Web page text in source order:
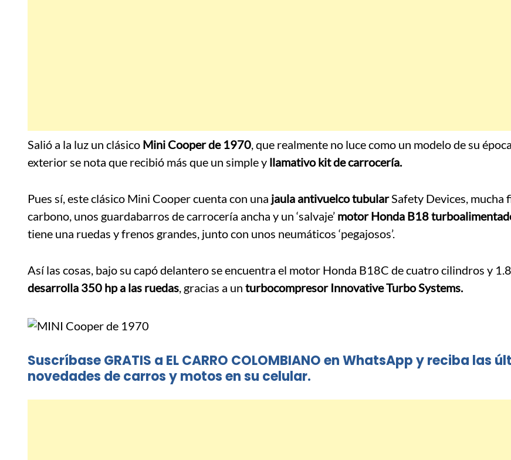
Salió a la luz un clásico Mini Cooper de 1970, que realmente no luce como un modelo de su
exterior se nota que recibió más que un simple y llamativo kit de carrocería.
Pues sí, este clásico Mini Cooper cuenta con una jaula antivuelco tubularSafety Devices, mucha
carbono, unos guardabarros de carrocería ancha y un ‘salvaje’ motor Honda B18
tiene una ruedas y frenos grandes, junto con unos neumáticos ‘pegajosos’.
Así las cosas, bajo su capó delantero se encuentra el motor Honda B18C de cuatro cilindros y
desarrolla 350 hp a las ruedas, gracias a un turbocompresor Innovative Turbo Systems.
Suscríbase GRATIS a EL CARRO COLOMBIANO en WhatsApp y reciba las
novedades de carros y motos en su celular.